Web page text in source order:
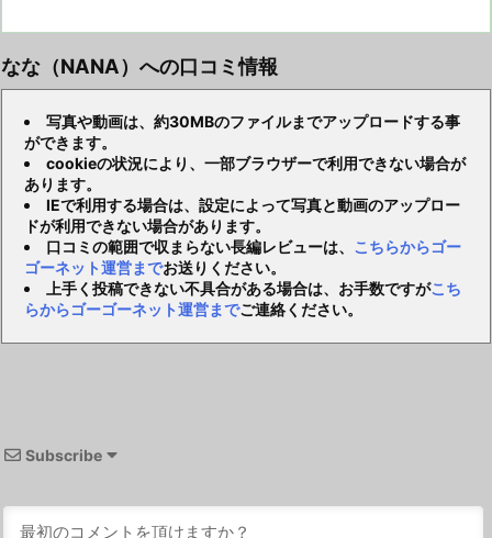
なな（NANA）への口コミ情報
写真や動画は、約30MBのファイルまでアップロードする事
ができます。
cookieの状況により、一部ブラウザーで利用できない場合が
あります。
IEで利用する場合は、設定によって写真と動画のアップロー
ドが利用できない場合があります。
口コミの範囲で収まらない長編レビューは、 こちらからゴー
ゴーネット運営までお送りください。
上手く投稿できない不具合がある場合は、お手数ですがこち
らからゴーゴーネット運営までご連絡ください。
Subscribe